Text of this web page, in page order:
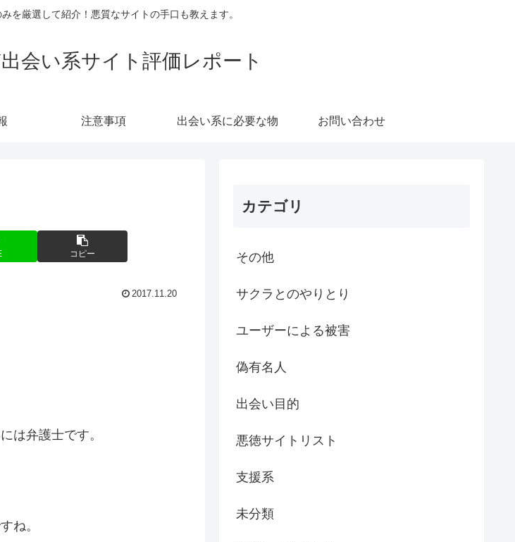
を厳選して紹介！悪質なサイトの手口も教えます。
会い系サイト評価レポート
注意事項 出会い系に必要な物 お問い合わせ
コピー
2017.11.20
は弁護士です。
ね。
カテゴリ
その他
サクラとのやりとり
ユーザーによる被害
偽有名人
出会い目的
悪徳サイトリスト
支援系
未分類